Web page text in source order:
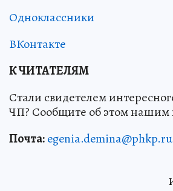
Одноклассники
ВКонтакте
К ЧИТАТЕЛЯМ
Стали свидетелем
ЧП? Сообщите об этом нашим
Почта:egenia.demina@phkp.ru